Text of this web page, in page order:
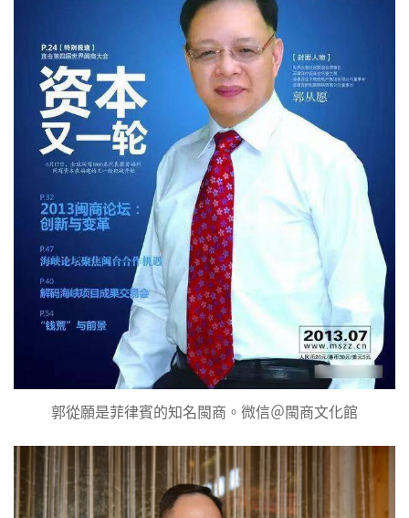
郭從願是菲律賓的知名閩商。微信＠閩商文化館